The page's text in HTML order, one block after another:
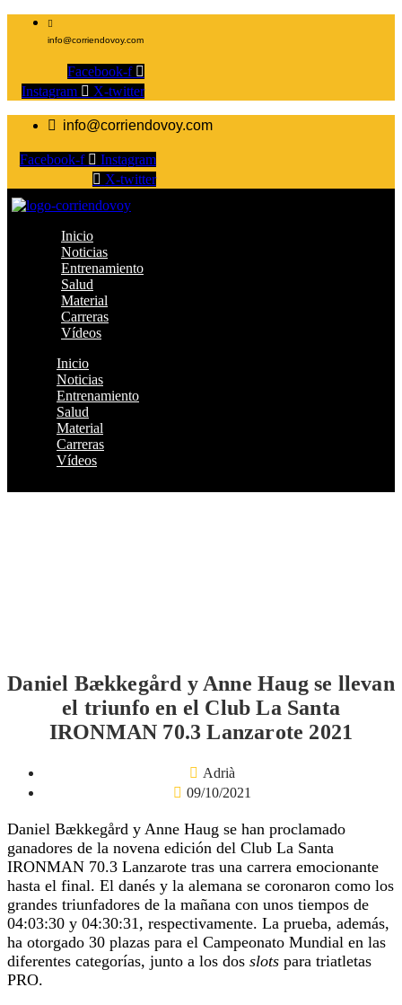
info@corriendovoy.com
Facebook-f
Instagram
X-twitter
info@corriendovoy.com
Facebook-f
Instagram
X-twitter
Inicio
Noticias
Entrenamiento
Salud
Material
Carreras
Vídeos
Inicio
Noticias
Entrenamiento
Salud
Material
Carreras
Vídeos
Daniel Bækkegård y Anne Haug se llevan
el triunfo en el Club La Santa
IRONMAN 70.3 Lanzarote 2021
Adrià
09/10/2021
Daniel Bækkegård y Anne Haug se han proclamado
ganadores de la novena edición del Club La Santa
IRONMAN 70.3 Lanzarote tras una carrera emocionante
hasta el final. El danés y la alemana se coronaron como los
grandes triunfadores de la mañana con unos tiempos de
04:03:30 y 04:30:31, respectivamente. La prueba, además,
ha otorgado 30 plazas para el Campeonato Mundial en las
diferentes categorías, junto a los dos slots para triatletas
PRO.